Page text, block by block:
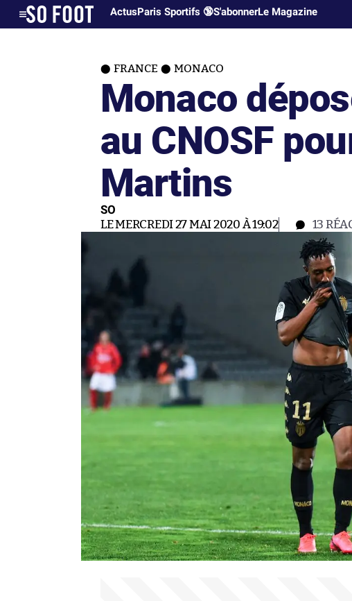
ActusParis Sportifs 🔞S'abonnerLe Magazine
FRANCE MONACO
Monaco
au CNOSF
Martins
SO
LE MERCREDI 27 MAI 2020 À 19:02 13